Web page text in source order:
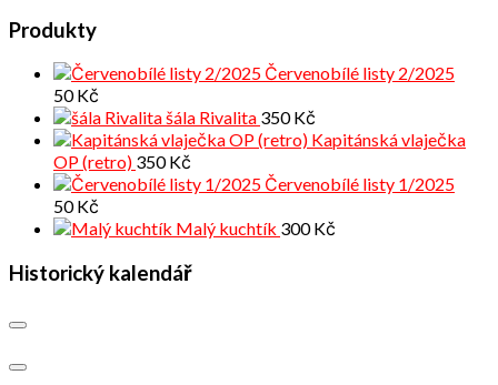
Produkty
Červenobílé listy 2/2025
50Kč
šála Rivalita 350Kč
Kapitánská vlaječka
OP (retro) 350Kč
Červenobílé listy 1/2025
50Kč
Malý kuchtík 300Kč
Historický kalendář